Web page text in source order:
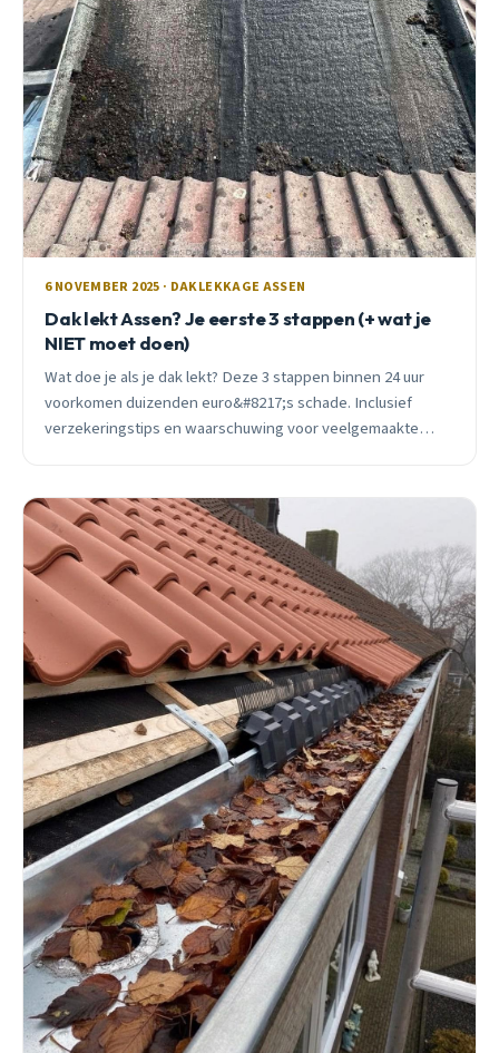
6 NOVEMBER 2025 · DAKLEKKAGE ASSEN
Dak lekt Assen? Je eerste 3 stappen (+ wat je
NIET moet doen)
Wat doe je als je dak lekt? Deze 3 stappen binnen 24 uur
voorkomen duizenden euro&#8217;s schade. Inclusief
verzekeringstips en waarschuwing voor veelgemaakte